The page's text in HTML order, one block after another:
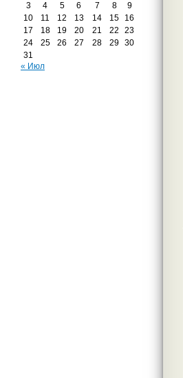
3
4 5 6 7 8
9
10
11 12 13 14 15
16
17
18 19 20 21 22
23
24
25 26 27 28 29
30
31
« Июл